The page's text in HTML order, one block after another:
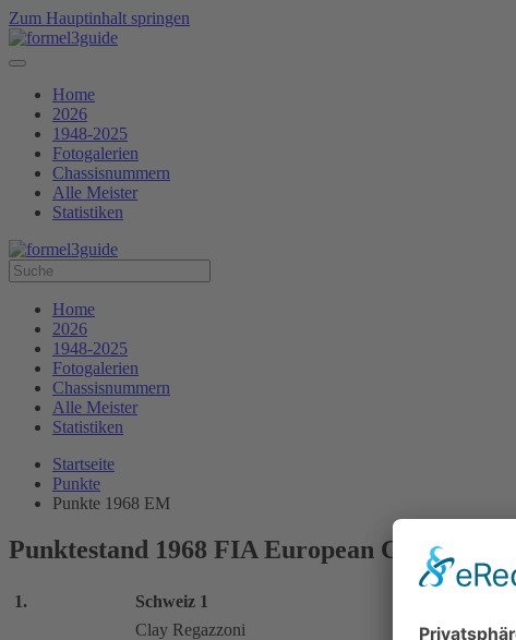
Zum Hauptinhalt springen
Home
2026
1948-2025
Fotogalerien
Chassisnummern
Alle Meister
Statistiken
Home
2026
1948-2025
Fotogalerien
Chassisnummern
Alle Meister
Statistiken
Startseite
Punkte
Punkte 1968 EM
Punktestand 1968 FIA European Cup for
1. Schweiz 1
Clay Regazzoni